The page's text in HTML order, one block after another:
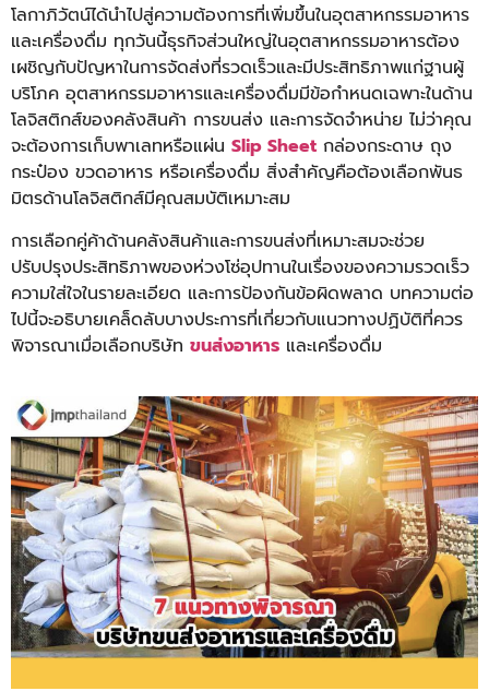
โลกาภิวัตน์ได้นำไปสู่ความต้องการที่เพิ่มขึ้นในอุตสาหกรรมอาหาร
และเครื่องดื่ม ทุกวันนี้ธุรกิจส่วนใหญ่ในอุตสาหกรรมอาหารต้อง
เผชิญกับปัญหาในการจัดส่งที่รวดเร็วและมีประสิทธิภาพแก่ฐานผู้
บริโภค อุตสาหกรรมอาหารและเครื่องดื่มมีข้อกำหนดเฉพาะในด้าน
โลจิสติกส์ของคลังสินค้า การขนส่ง และการจัดจำหน่าย ไม่ว่าคุณ
จะต้องการเก็บพาเลทหรือแผ่น Slip Sheet กล่องกระดาษ ถุง
กระป๋อง ขวดอาหาร หรือเครื่องดื่ม สิ่งสำคัญคือต้องเลือกพันธ
มิตรด้านโลจิสติกส์มีคุณสมบัติเหมาะสม
การเลือกคู่ค้าด้านคลังสินค้าและการขนส่งที่เหมาะสมจะช่วย
ปรับปรุงประสิทธิภาพของห่วงโซ่อุปทานในเรื่องของความรวดเร็ว
ความใส่ใจในรายละเอียด และการป้องกันข้อผิดพลาด บทความต่อ
ไปนี้จะอธิบายเคล็ดลับบางประการที่เกี่ยวกับแนวทางปฏิบัติที่ควร
พิจารณาเมื่อเลือกบริษัท ขนส่งอาหาร และเครื่องดื่ม